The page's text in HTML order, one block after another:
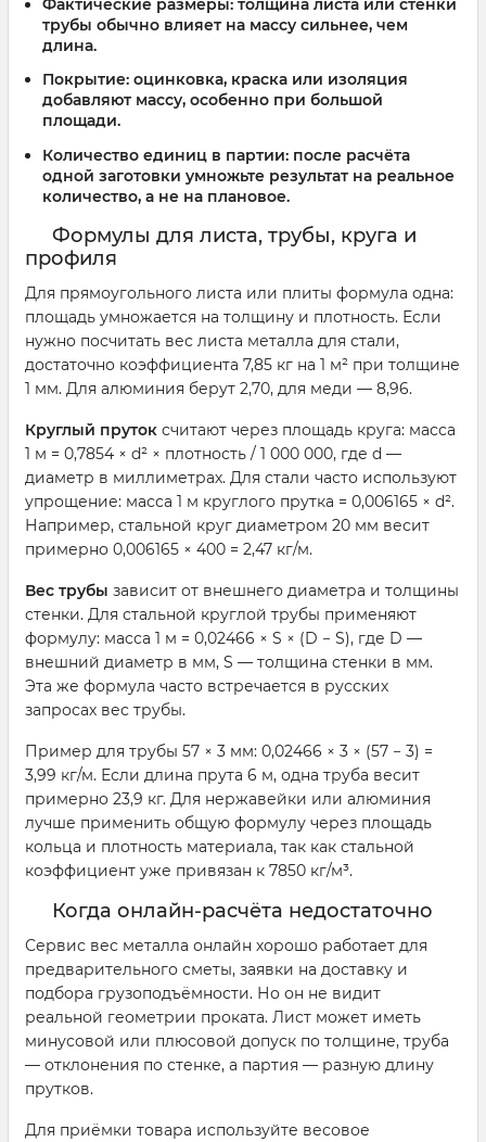
трубы обычно влияет на массу сильнее, чем
длина.
Покрытие: оцинковка, краска или изоляция
добавляют массу, особенно при большой
площади.
Количество единиц в партии: после расчёта
одной заготовки умножьте результат на реальное
количество, а не на плановое.
Формулы для листа, трубы, круга и
профиля
Для прямоугольного листа или плиты формула одна:
площадь умножается на толщину и плотность. Если
нужно посчитать вес листа металла для стали,
достаточно коэффициента 7,85 кг на 1 м² при толщине
1 мм. Для алюминия берут 2,70, для меди — 8,96.
Круглый пруток считают через площадь круга: масса
1 м = 0,7854 × d² × плотность / 1 000 000, где d —
диаметр в миллиметрах. Для стали часто используют
упрощение: масса 1 м круглого прутка = 0,006165 × d².
Например, стальной круг диаметром 20 мм весит
примерно 0,006165 × 400 = 2,47 кг/м.
Вес трубы зависит от внешнего диаметра и толщины
стенки. Для стальной круглой трубы применяют
формулу: масса 1 м = 0,02466 × S × (D − S), где D —
внешний диаметр в мм, S — толщина стенки в мм.
Эта же формула часто встречается в русских
запросах вес трубы.
Пример для трубы 57 × 3 мм: 0,02466 × 3 × (57 − 3) =
3,99 кг/м. Если длина прута 6 м, одна труба весит
примерно 23,9 кг. Для нержавейки или алюминия
лучше применить общую формулу через площадь
кольца и плотность материала, так как стальной
коэффициент уже привязан к 7850 кг/м³.
Когда онлайн-расчёта недостаточно
Сервис вес металла онлайн хорошо работает для
предварительного сметы, заявки на доставку и
подбора грузоподъёмности. Но он не видит
реальной геометрии проката. Лист может иметь
минусовой или плюсовой допуск по толщине, труба
— отклонения по стенке, а партия — разную длину
прутков.
Для приёмки товара используйте весовое